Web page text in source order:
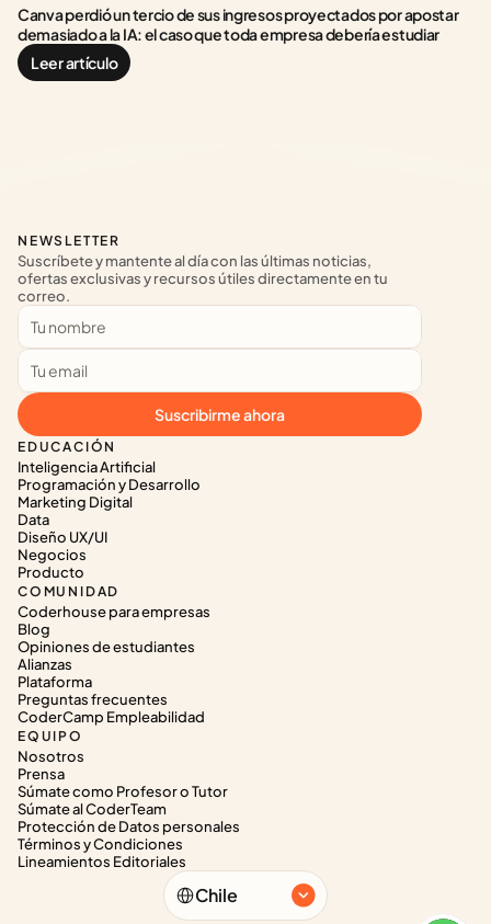
Canva perdió un tercio de sus ingresos proyectados por apostar
demasiado a la IA: el caso que toda empresa debería estudiar
Leer artículo
EDUCACIÓN
Inteligencia Artificial
Programación y Desarrollo
Marketing Digital
Data
Diseño UX/UI
Negocios
Producto
COMUNIDAD
Coderhouse para empresas
Blog
Opiniones de estudiantes
Alianzas
Plataforma
Preguntas frecuentes
CoderCamp Empleabilidad
EQUIPO
Nosotros
Prensa
Súmate como Profesor o Tutor
Súmate al CoderTeam
Protección de Datos personales
Términos y Condiciones
Lineamientos Editoriales
NEWSLETTER
Suscríbete y mantente al día con las últimas noticias,
ofertas exclusivas y recursos útiles directamente en tu
correo.
Suscribirme ahora
Select Language
Chile